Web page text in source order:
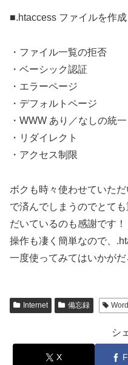
■.htaccess ファイルを作
・ファイル一覧の拒否
・ベーシック認証
・エラーページ
・デフォルトページ
・WWW あり／なしの統一
・リダイレクト
・アクセス制限
ボクも時々使わせていた
で済んでしまうのでとて
だいているのも感謝です！
操作も凄く簡単なので、
一度使ってみてはいかがだ
Internet 備忘録
シ
X